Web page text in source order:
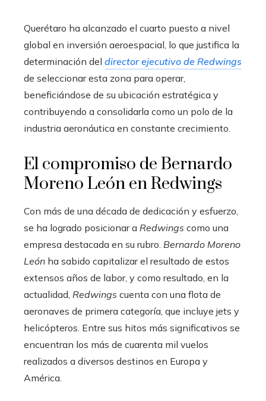
Querétaro ha alcanzado el cuarto puesto a nivel
global en inversión aeroespacial, lo que justifica la
determinación del director ejecutivo de Redwings
de seleccionar esta zona para operar,
beneficiándose de su ubicación estratégica y
contribuyendo a consolidarla como un polo de la
industria aeronáutica en constante crecimiento.
El compromiso de Bernardo
Moreno León en Redwings
Con más de una década de dedicación y esfuerzo,
se ha logrado posicionar a Redwings como una
empresa destacada en su rubro. Bernardo Moreno
León ha sabido capitalizar el resultado de estos
extensos años de labor, y como resultado, en la
actualidad, Redwings cuenta con una flota de
aeronaves de primera categoría, que incluye jets y
helicópteros. Entre sus hitos más significativos se
encuentran los más de cuarenta mil vuelos
realizados a diversos destinos en Europa y
América.